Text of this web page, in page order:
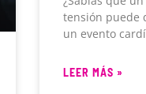
tensión puede
un evento
LEER MÁS »